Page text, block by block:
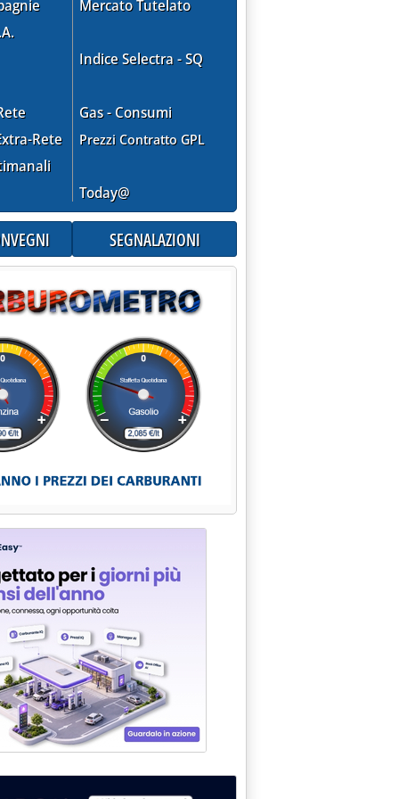
il via libera a Hinkley Point'
prima centrale turca'
Rete
Mercato Tutelato
Indice Selectra - SQ
Gas - Consumi
Prezzi Contratto GPL
Today@
SEGNALAZIONI